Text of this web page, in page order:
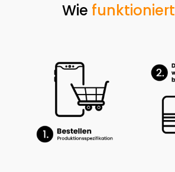
Wie funktioniert